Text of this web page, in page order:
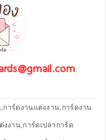
การ์ดงานแต่งงาน,การ์ดงาน
งาน,การ์ดเปล่าการ์ด